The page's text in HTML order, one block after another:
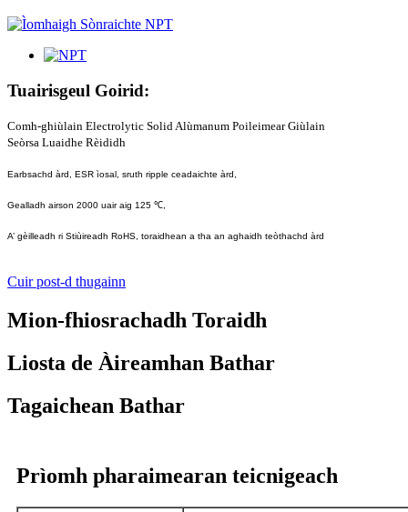
Tuairisgeul Goirid:
Comh-ghiùlain Electrolytic Solid Alùmanum Poileimear Giùlain
Seòrsa Luaidhe Rèididh
Earbsachd àrd, ESR ìosal, sruth ripple ceadaichte àrd,
Gealladh airson 2000 uair aig 125 ℃,
A’ gèilleadh ri Stiùireadh RoHS, toraidhean a tha an aghaidh teòthachd àrd
Cuir post-d thugainn
Mion-fhiosrachadh Toraidh
Liosta de Àireamhan Bathar
Tagaichean Bathar
Prìomh pharaimearan teicnigeach